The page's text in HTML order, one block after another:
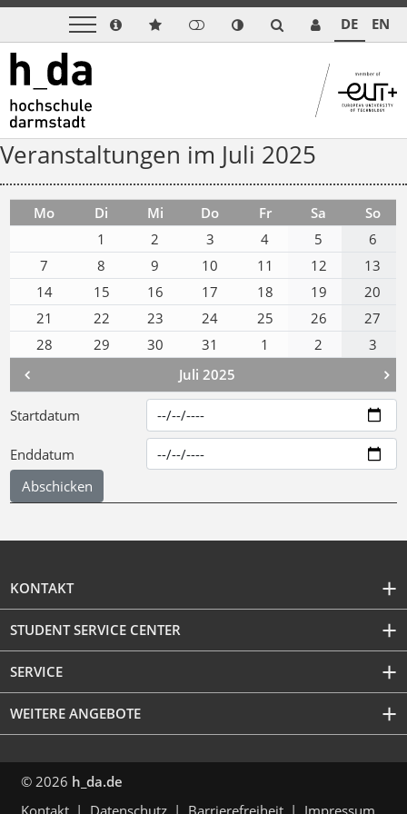
DE EN
Veranstaltungen im Juli 2025
Mo Di Mi Do Fr Sa
So
1
2 3 4 5
6
7
8 9 10 11 12
13
14
15 16 17 18 19
20
21
22 23 24 25 26
27
28
29 30 31 1 2 3
 Juli 2025 
Startdatum
Enddatum
KONTAKT
STUDENT SERVICE CENTER
SERVICE
WEITERE ANGEBOTE
© 2026 h_da.de